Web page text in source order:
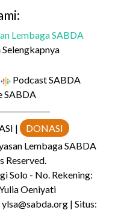
Lembaga SABDA
Selengkapnya
Podcast SABDA
SABDA
|
DONASI
Lembaga SABDA
Reserved.
Solo - No. Rekening:
Oeniyati
ylsa@sabda.org | Situs: